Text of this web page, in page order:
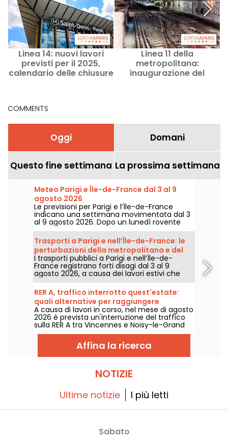
Linea 14: nuovi lavori
previsti per il 2025,
calendario delle chiusure
Linea 11 della
metropolitana:
inaugurazione del
COMMENTS
Oggi Domani
Questo fine settimana La prossima settimana
Meteo Parigi e Île-de-France dal 3 al 9
agosto 2026
Le previsioni per Parigi e l’Île-de-France
indicano una settimana movimentata dal 3
al 9 agosto 2026. Dopo un lunedì rovente
segnato dal rischio di temporali, le
temperature scenderanno
progressivamente prima di tornare a fare sul
serio con tempo più caldo e soleggiato nel
corso del week-end.
Trasporti a Parigi e nell’Île-de-France: le
perturbazioni della metropolitana e del
RER dal 3 al 9 agosto 2026
I trasporti pubblici a Parigi e nell’Île-de-
France registrano forti disagi dal 3 al 9
agosto 2026, a causa dei lavori estivi che
pesano particolarmente su alcune linee,
secondo RATP e SNCF.
RER A, traffico interrotto quest'estate:
quali alternative per raggiungere
Disneyland Paris?
A causa di lavori in corso, nel mese di agosto
2026 è prevista un'interruzione del traffico
sulla RER A tra Vincennes e Noisy-le-Grand
Mont d'Est. Allora, quali sono le alternative
per raggiungere in mezzi pubblici il parco
Disneyland Paris? Vi rispondiamo.
Affina la ricerca
NOTIZIE
Ultime notizie I più letti
Sabato